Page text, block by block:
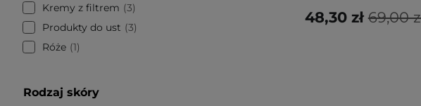
Kremy z filtrem
3
Produkty do ust
3
Róże 1
Rodzaj skóry
69,00
48,30 zł